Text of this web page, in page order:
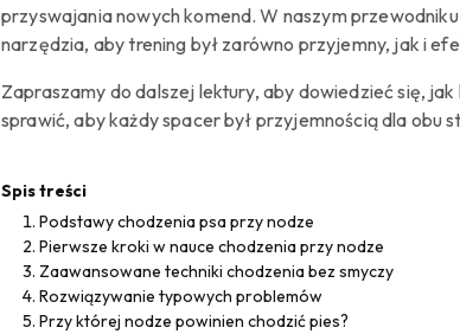
przyswajania nowych komend. W naszym
narzędzia, aby trening był zarówno przyjemny, jak i
Zapraszamy do dalszej lektury, aby dowiedzieć się,
sprawić, aby każdy spacer był przyjemnością dla obu
Spis treści
Podstawy chodzenia psa przy nodze
Pierwsze kroki w nauce chodzenia przy nodze
Zaawansowane techniki chodzenia bez smyczy
Rozwiązywanie typowych problemów
Przy której nodze powinien chodzić pies?